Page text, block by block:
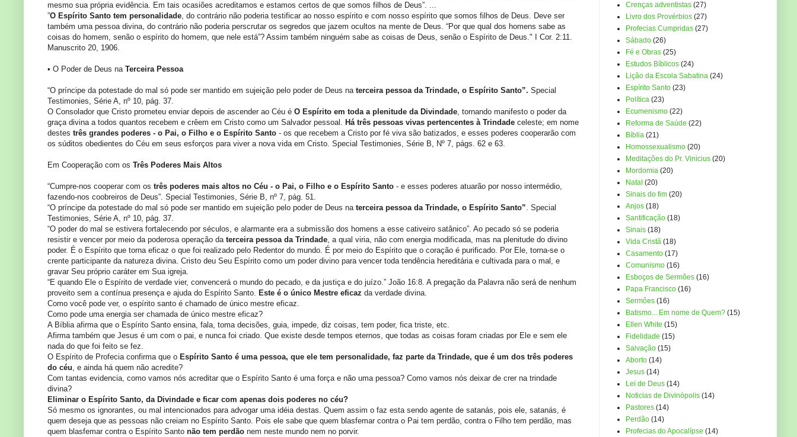
mesmo sua própria evidência. Em tais ocasiões acreditamos e estamos certos de que somos filhos de Deus”. ...
”O Espírito Santo tem personalidade, do contrário não poderia testificar ao nosso espírito e com nosso espírito que somos filhos de Deus. Deve ser
também uma pessoa divina, do contrário não poderia perscrutar os segredos que jazem ocultos na mente de Deus. “Por que qual dos homens sabe as
coisas do homem, senão o espírito do homem, que nele está”? Assim também ninguém sabe as coisas de Deus, senão o Espírito de Deus." I Cor. 2:11.
Manuscrito 20, 1906.
• O Poder de Deus na Terceira Pessoa
“O príncipe da potestade do mal só pode ser mantido em sujeição pelo poder de Deus na terceira pessoa da Trindade, o Espírito Santo”. Special
Testimonies, Série A, nº 10, pág. 37.
O Consolador que Cristo prometeu enviar depois de ascender ao Céu é O Espírito em toda a plenitude da Divindade, tornando manifesto o poder da
graça divina a todos quantos recebem e crêem em Cristo como um Salvador pessoal. Há três pessoas vivas pertencentes à Trindade celeste; em nome
destes três grandes poderes - o Pai, o Filho e o Espírito Santo - os que recebem a Cristo por fé viva são batizados, e esses poderes cooperarão com
os súditos obedientes do Céu em seus esforços para viver a nova vida em Cristo. Special Testimonies, Série B, Nº 7, págs. 62 e 63.
Em Cooperação com os Três Poderes Mais Altos
“Cumpre-nos cooperar com os três poderes mais altos no Céu - o Pai, o Filho e o Espírito Santo - e esses poderes atuarão por nosso intermédio,
fazendo-nos coobreiros de Deus”. Special Testimonies, Série B, nº 7, pág. 51.
“O príncipe da potestade do mal só pode ser mantido em sujeição pelo poder de Deus na terceira pessoa da Trindade, o Espírito Santo”. Special
Testimonies, Série A, nº 10, pág. 37.
“O poder do mal se estivera fortalecendo por séculos, e alarmante era a submissão dos homens a esse cativeiro satânico”. Ao pecado só se poderia
resistir e vencer por meio da poderosa operação da terceira pessoa da Trindade, a qual viria, não com energia modificada, mas na plenitude do divino
poder. É o Espírito que torna eficaz o que foi realizado pelo Redentor do mundo. É por meio do Espírito que o coração é purificado. Por Ele, torna-se o
crente participante da natureza divina. Cristo deu Seu Espírito como um poder divino para vencer toda tendência hereditária e cultivada para o mal, e
gravar Seu próprio caráter em Sua igreja.
“E quando Ele o Espírito de verdade vier, convencerá o mundo do pecado, e da justiça e do juízo.” João 16:8. A pregação da Palavra não será de nenhum
proveito sem a contínua presença e ajuda do Espírito Santo. Este é o único Mestre eficaz da verdade divina.
Como você pode ver, o espírito santo é chamado de único mestre eficaz.
Como pode uma energia ser chamada de único mestre eficaz?
A Bíblia afirma que o Espírito Santo ensina, fala, toma decisões, guia, impede, diz coisas, tem poder, fica triste, etc.
Afirma também que Jesus é um com o pai, e nunca foi criado. Que existe desde tempos eternos, que todas as coisas foram criadas por Ele e sem ele
nada do que foi feito se fez.
O Espírito de Profecia confirma que o Espírito Santo é uma pessoa, que ele tem personalidade, faz parte da Trindade, que é um dos três poderes
do céu, e ainda há quem não acredite?
Com tantas evidencia, como vamos nós acreditar que o Espírito Santo é uma força e não uma pessoa? Como vamos nós deixar de crer na trindade
divina?
Eliminar o Espírito Santo, da Divindade e ficar com apenas dois poderes no céu?
Só mesmo os ignorantes, ou mal intencionados para advogar uma idéia destas. Quem assim o faz esta sendo agente de satanás, pois ele, satanás, é
quem deseja que as pessoas não creiam no Espírito Santo. Pois ele sabe que quem blasfemar contra o Pai tem perdão, contra o Filho tem perdão, mas
quem blasfemar contra o Espírito Santo não tem perdão nem neste mundo nem no porvir.
Crenças adventistas (27)
Livro dos Provérbios (27)
Profecias Cumpridas (27)
Sábado (26)
Fé e Obras (25)
Estudos Bíblicos (24)
Lição da Escola Sabatina (24)
Espírito Santo (23)
Política (23)
Ecumenismo (22)
Reforma de Saúde (22)
Bíblia (21)
Homossexualismo (20)
Meditações do Pr. Vinicius (20)
Mordomia (20)
Natal (20)
Sinais do fim (20)
Anjos (18)
Santificação (18)
Sinais (18)
Vida Cristã (18)
Casamento (17)
Comunismo (16)
Esboços de Sermões (16)
Papa Francisco (16)
Sermôes (16)
Batismo... Em nome de Quem? (15)
Ellen White (15)
Fidelidade (15)
Salvação (15)
Aborto (14)
Jesus (14)
Lei de Deus (14)
Noticias de Divinópolis (14)
Pastores (14)
Perdão (14)
Profecias do Apocalípse (14)